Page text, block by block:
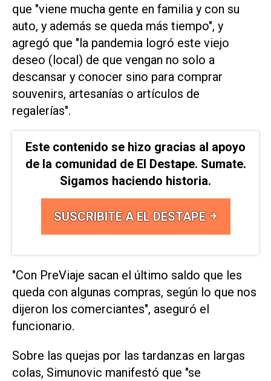
que "viene mucha gente en familia y con su
auto, y además se queda más tiempo", y
agregó que "la pandemia logró este viejo
deseo (local) de que vengan no solo a
descansar y conocer sino para comprar
souvenirs, artesanías o artículos de
regalerías".
Este contenido se hizo gracias al apoyo
de la comunidad de El Destape. Sumate.
Sigamos haciendo historia.
SUSCRIBITE A EL DESTAPE
"Con PreViaje sacan el último saldo que les
queda con algunas compras, según lo que nos
dijeron los comerciantes", aseguró el
funcionario.
Sobre las quejas por las tardanzas en largas
colas, Simunovic manifestó que "se